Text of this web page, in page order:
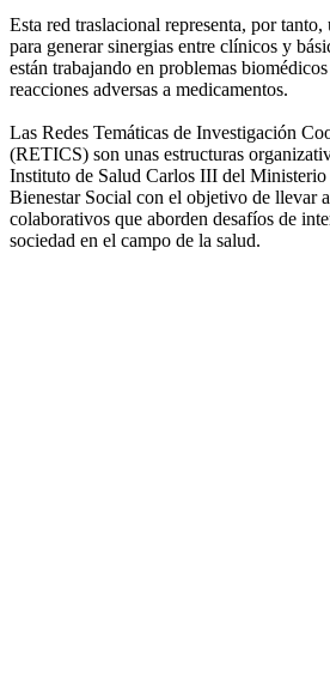
Esta red traslacional representa, por
para generar sinergias entre clínicos y
están trabajando en problemas
reacciones adversas a medicamentos.
Las Redes Temáticas de Investigación
(RETICS) son unas estructuras
Instituto de Salud Carlos III del
Bienestar Social con el objetivo de llevar
colaborativos que aborden desafíos de
sociedad en el campo de la salud.